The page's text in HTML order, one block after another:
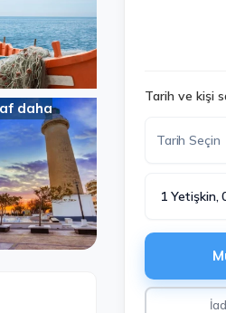
daha
Tarih ve kişi
1 Yetişkin,